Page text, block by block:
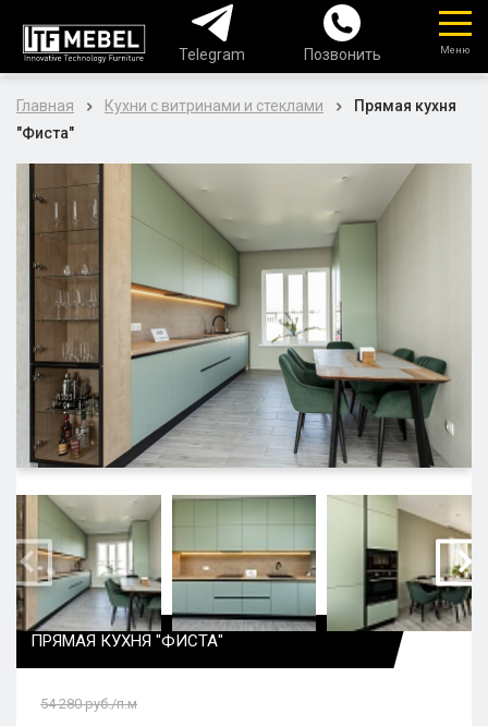
Telegram Позвонить Меню
Главная Кухни с витринами и стеклами
Прямая кухня
"Фиста"
ПРЯМАЯ КУХНЯ "ФИСТА"
54 280руб./п.м